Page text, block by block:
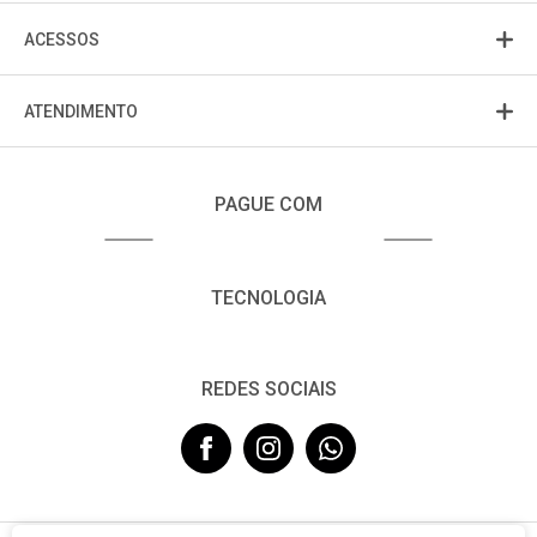
ACESSOS
ATENDIMENTO
PAGUE COM
TECNOLOGIA
REDES SOCIAIS